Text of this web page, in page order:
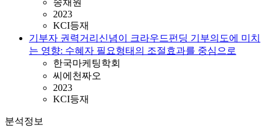
송채원
2023
KCI등재
기부자 권력거리신념이 크라우드펀딩 기부의도에 미치
는 영향: 수혜자 필요형태의 조절효과를 중심으로
한국마케팅학회
씨에천짜오
2023
KCI등재
분석정보